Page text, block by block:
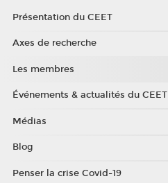
Présentation du CEET
Axes de recherche
Les membres
Événements & actualités du CEET
Médias
Blog
Penser la crise Covid-19